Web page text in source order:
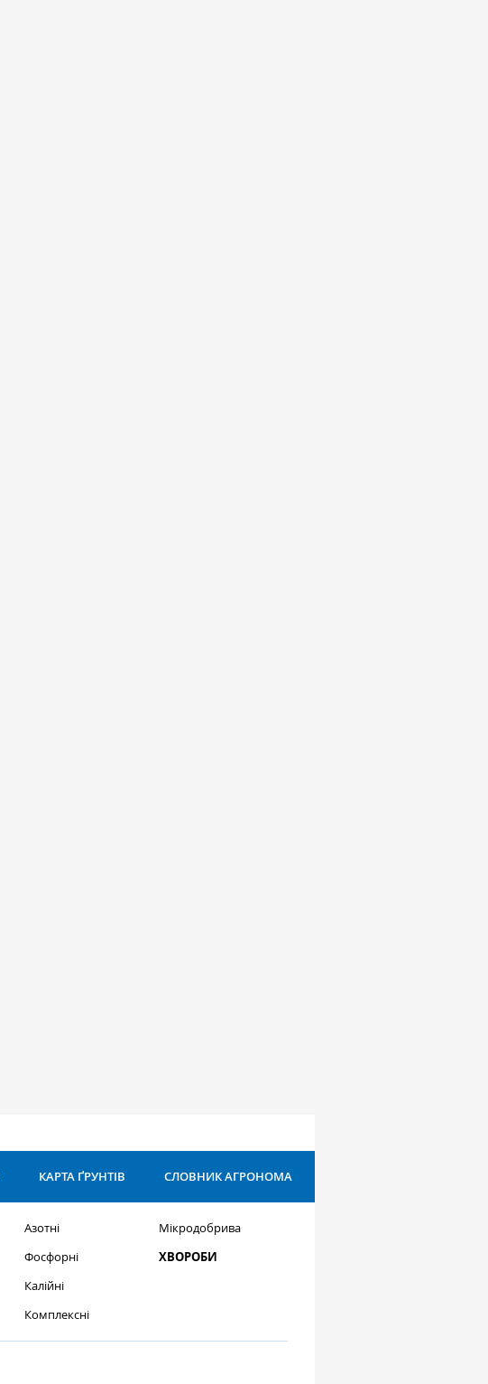
КАРТА ҐРУНТІВ СЛОВНИК АГРОНОМА
Азотні
Фосфорні
Калійні
Комплексні
Мікродобрива
ХВОРОБИ